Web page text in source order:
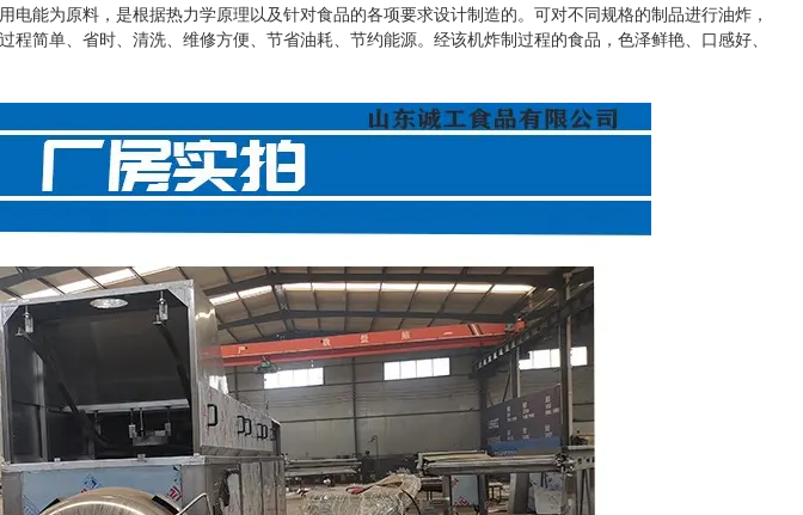
能为原料，是根据热力学原理以及针对食品的各项要求设计制造的。可对不同规格的制品进行油炸，
简单、省时、清洗、维修方便、节省油耗、节约能源。经该机炸制过程的食品，色泽鲜艳、口感好、